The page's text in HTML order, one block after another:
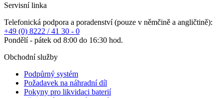
+49 (0) 8222 / 41 30 - 0
Pondělí - pátek od 8:00 do 16:30 hod.
Obchodní služby
Podpůrný systém
Požadavek na náhradní díl
Pokyny pro likvidaci baterií
Přepravní a platební podmínky